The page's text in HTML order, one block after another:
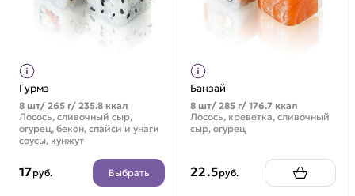
Гурмэ
8 шт/ 265 г/ 235.8 ккал
Лосось, сливочный сыр,
огурец, бекон, спайси и унаги
соусы, кунжут
17руб. Выбрать
Банзай
8 шт/ 285 г/ 176.7 ккал
Лосось, креветка, сливочный
сыр, огурец
22.5руб.